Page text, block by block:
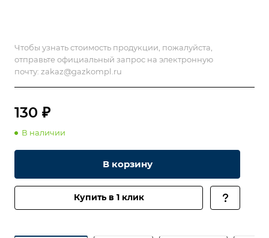
Чтобы узнать стоимость продукции, пожалуйста,
отправьте официальный запрос на электронную
почту: zakaz@gazkompl.ru
130 ₽
В наличии
В корзину
Купить в 1 клик